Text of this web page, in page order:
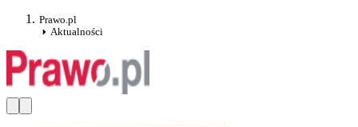
Prawo.pl
Aktualności